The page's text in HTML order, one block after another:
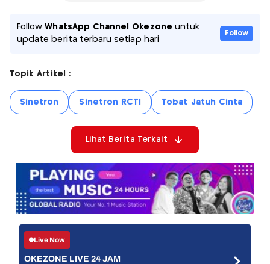
FollowWhatsApp Channel Okezone untuk
update berita terbaru setiap hari
Follow
Topik Artikel :
Sinetron Sinetron RCTI Tobat Jatuh Cinta
Lihat Berita Terkait
Live Now
OKEZONE LIVE 24 JAM